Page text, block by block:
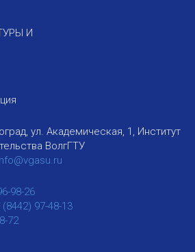
И
ул. Академическая, 1, Институт
ВолгГТУ
98-26
(8442) 97-48-13
72